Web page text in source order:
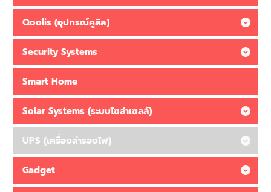
Qoolis (อุปกรณ์คูลิส)
Security Systems
Smart Home
Solar Systems (ระบบโซล่าเซลล์)
UPS (เครื่องสำรองไฟ)
Gadget